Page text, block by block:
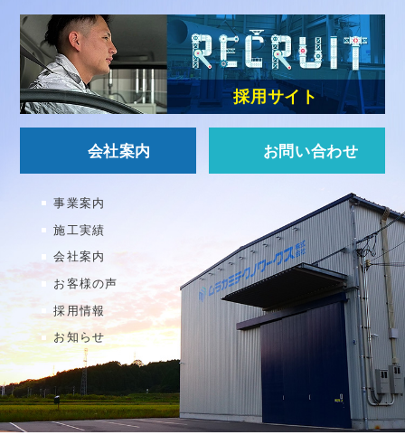
事業案内
施工実績
会社案内
お客様の声
採用情報
お知らせ
採用サイト
会社案内 お問い合わせ